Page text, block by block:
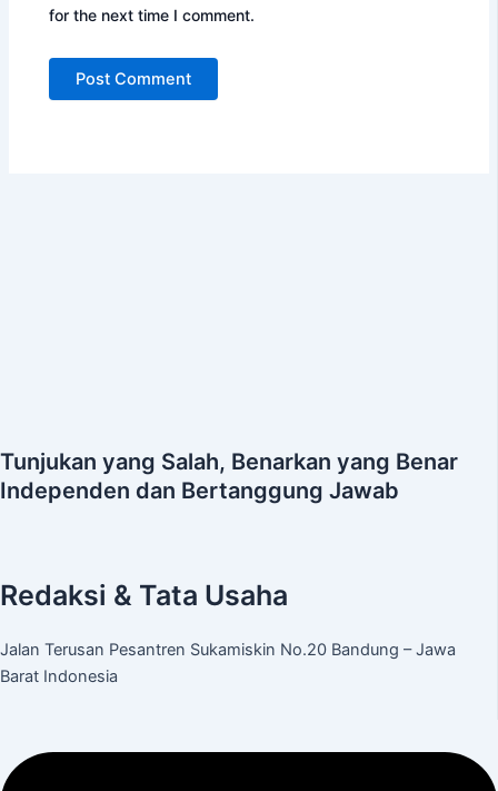
for the next time I comment.
Tunjukan yang Salah, Benarkan yang Benar
Independen dan Bertanggung Jawab
Redaksi & Tata Usaha
Jalan Terusan Pesantren Sukamiskin No.20 Bandung – Jawa
Barat Indonesia